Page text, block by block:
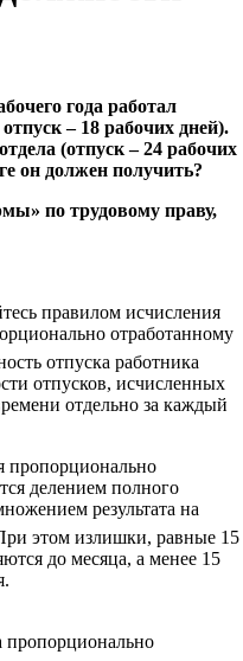
года работал
– 18 рабочих дней).
(отпуск – 24 рабочих
он должен получить?
по трудовому праву,
правилом исчисления
отработанному
отпуска работника
отпусков, исчисленных
отдельно за каждый
пропорционально
делением полного
результата на
этом излишки, равные 15
до месяца, а менее 15
пропорционально